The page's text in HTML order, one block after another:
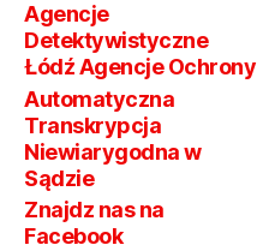
Agencje
Detektywistyczne
Łódź Agencje Ochrony
Automatyczna
Transkrypcja
Niewiarygodna w
Sądzie
Znajdz nas na
Facebook